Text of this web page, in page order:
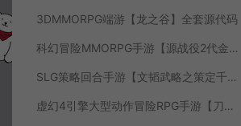
3DMMORPG端游【龙之谷】全套源代码
科幻冒险MMORPG手游【源战役2代金券内购开区版】7月最新整理Linux手工服务端+配套源码+多功能管理后台+支付后台+CDK授权后台+安卓+详细搭建教程+视频教程
SLG策略回合手游【文韬武略之策定千军代金券内购版】7月最新整理Linux手工服务端+前后端全套源码+管理后台+CDK授权后台+PC安卓+详细搭建教程+视频教程
虚幻4引擎大型动作冒险RPG手游【刀锋战记2-邪恶回归】7月最新整理Linux手工服务端+全套前后端源码+管理后台+CDK授权后台+PC安卓苹果+详细搭建教程+视频教程